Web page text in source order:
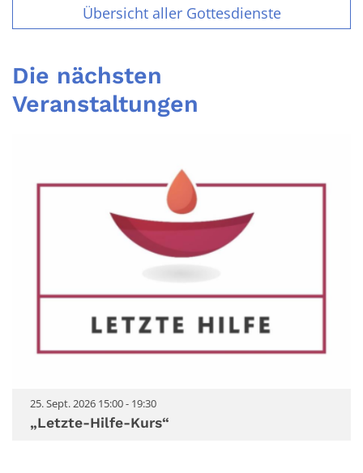
Übersicht aller Gottesdienste
Die nächsten
Veranstaltungen
25. Sept. 2026 15:00 - 19:30
„Letzte-Hilfe-Kurs“